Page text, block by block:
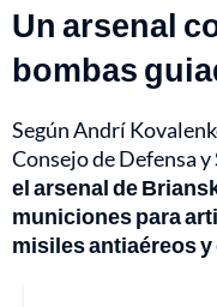
Un arsenal
bombas
Según Andrí
Consejo de Defensa
el arsenal de
municiones para
misiles antiaéreos